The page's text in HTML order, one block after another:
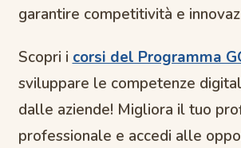
garantire competitività e
Scopri i corsi del Programma
sviluppare le competenze
dalle aziende! Migliora il tuo
professionale e accedi alle